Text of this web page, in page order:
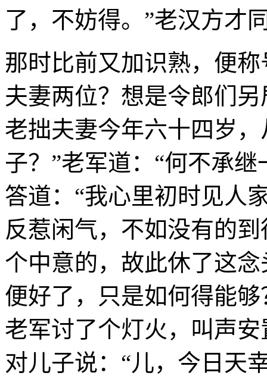
了，不妨得。”老汉方才
那时比前又加识熟，便
夫妻两位？想是令郎们
老拙夫妻今年六十四岁
子？”老军道：“何不承
答道：“我心里初时见人
反惹闲气，不如没有的
个中意的，故此休了这
便好了，只是如何得能
老军讨了个灯火，叫声
对儿子说：“儿，今日天